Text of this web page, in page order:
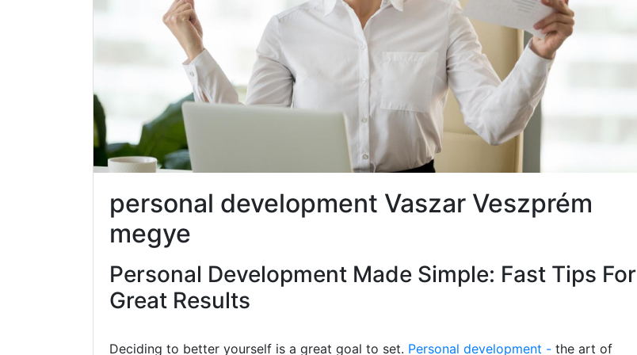
personal development Vaszar Veszprém
megye
Personal Development Made Simple: Fast Tips For
Great Results
Deciding to better yourself is a great goal to set. Personal development - the art of